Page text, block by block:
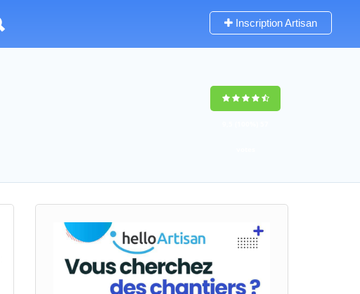
Inscription Artisan